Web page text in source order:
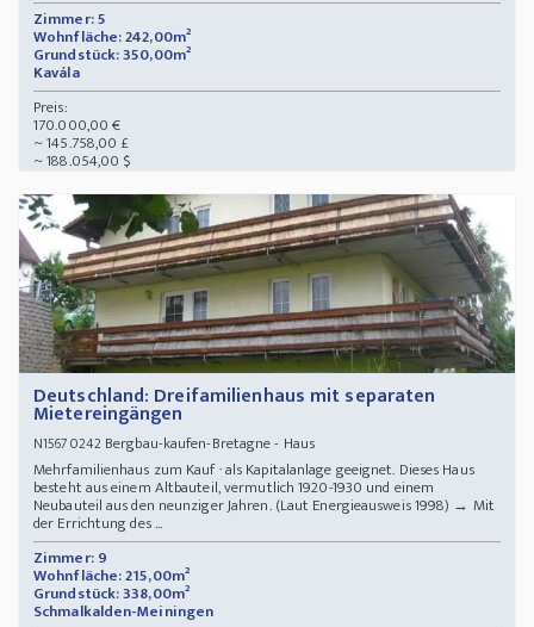
Zimmer: 5
Wohnfläche: 242,00m²
Grundstück: 350,00m²
Kavála
Preis:
170.000,00 €
~ 145.758,00 £
~ 188.054,00 $
Deutschland: Dreifamilienhaus mit separaten
Mietereingängen
N15670242Bergbau-kaufen-Bretagne - Haus
Mehrfamilienhaus zum Kauf · als Kapitalanlage geeignet. Dieses Haus
besteht aus einem Altbauteil, vermutlich 1920-1930 und einem
Neubauteil aus den neunziger Jahren. (Laut Energieausweis 1998) → Mit
der Errichtung des ...
Zimmer: 9
Wohnfläche: 215,00m²
Grundstück: 338,00m²
Schmalkalden-Meiningen